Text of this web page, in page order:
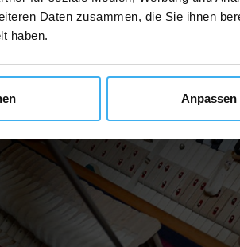
Daten zusammen, die Sie ihnen
haben.
Anpassen